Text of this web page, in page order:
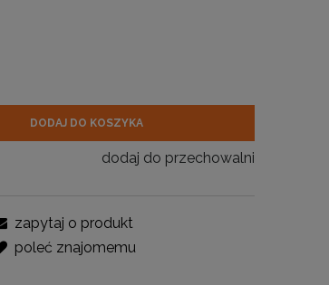
DODAJ DO KOSZYKA
dodaj do przechowalni
zapytaj o produkt
poleć znajomemu